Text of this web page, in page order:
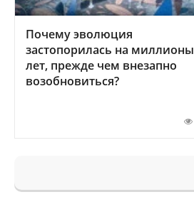
Почему эволюция
застопорилась на миллионы
лет, прежде чем внезапно
возобновиться?